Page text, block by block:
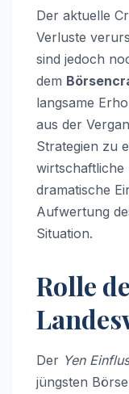
Der aktuelle
Verluste
sind jedoch
dem
langsame
aus der
Strategien zu
wirtschaftliche
dramatische
Aufwertung
Situation.
Rolle
Der Yen
jüngsten